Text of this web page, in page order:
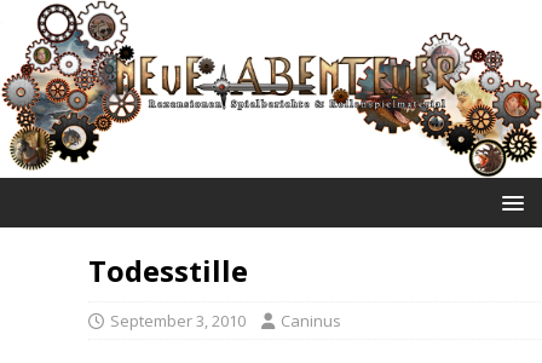
Todesstille
September 3, 2010 Caninus